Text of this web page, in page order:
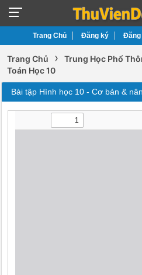
Trang Chủ Đăng ký Đăng
Trang Chủ › Trung Học Phổ
Toán Học 10
Bài tập Hình học 10 - Cơ bản &